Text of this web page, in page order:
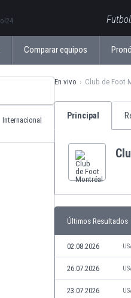
Comparar equipos
Internacional
En vivo Club de Foot
Principal
Últimos Resultados
02.08.2026
26.07.2026
23.07.2026